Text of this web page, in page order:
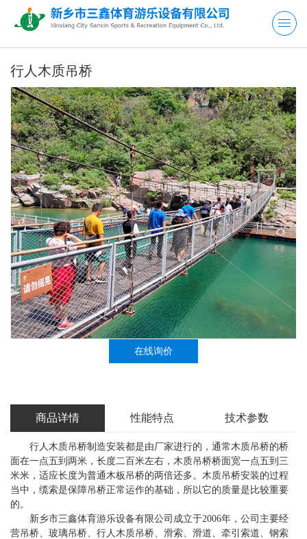
行人木质吊桥
在线询价
商品详情 性能特点 技术参数
行人木质吊桥制造安装都是由厂家进行的，通常木质吊桥的桥
面在一点五到两米，长度二百米左右，木质吊桥桥面宽一点五到三
米米，适应长度为普通木板吊桥的两倍还多。木质吊桥安装的过程
当中，缆索是保障吊桥正常运作的基础，所以它的质量是比较重要
的。
新乡市三鑫体育游乐设备有限公司成立于2006年，公司主要经
营吊桥、玻璃吊桥、行人木质吊桥、滑索、滑道、牵引索道、钢索